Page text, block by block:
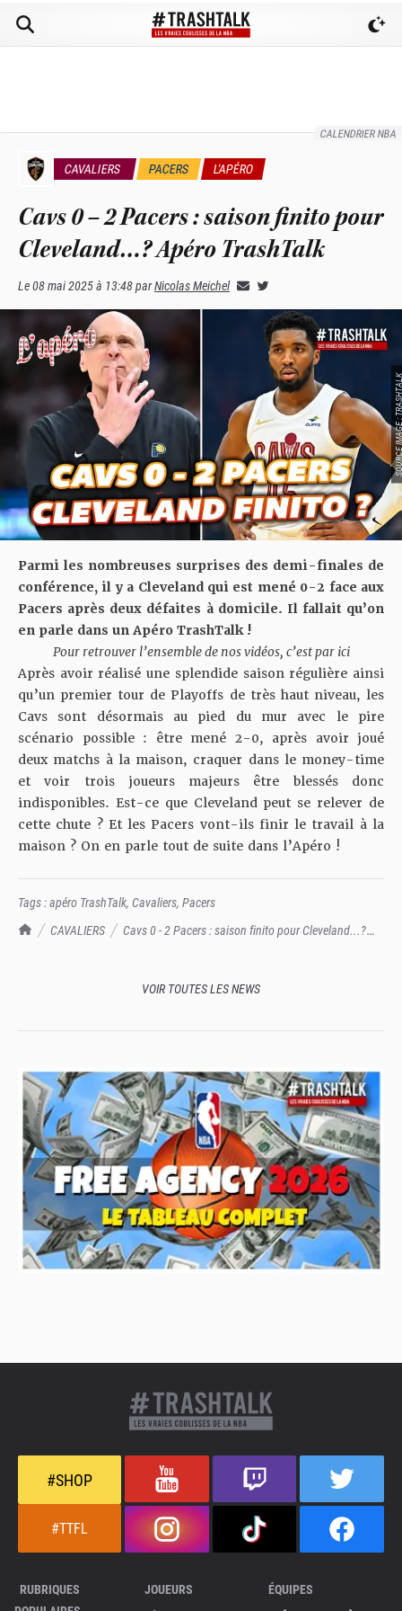
CALENDRIER NBA
TrashTalk Actu NBA
CAVALIERS
Cavs 0 - 2 Pacers : saison finito pour Cleveland...?
CAVALIERS PACERS L'APÉRO
Cavs 0 – 2 Pacers : saison finito pour
Cleveland…? Apéro TrashTalk
Le08 mai 2025 à 13:48parNicolas Meichel
SOURCE
Parmi les nombreuses surprises des demi-finales de
conférence, il y a Cleveland qui est mené 0-2 face aux
Pacers après deux défaites à domicile. Il fallait qu’on
en parle dans un Apéro TrashTalk !
Pour retrouver l’ensemble de nos vidéos, c’est par ici
Après avoir réalisé une splendide saison régulière ainsi
qu’un premier tour de Playoffs de très haut niveau, les
Cavs sont désormais au pied du mur avec le pire
scénario possible : être mené 2-0, après avoir joué
deux matchs à la maison, craquer dans le money-time
et voir trois joueurs majeurs être blessés donc
indisponibles. Est-ce que Cleveland peut se relever de
cette chute ? Et les Pacers vont-ils finir le travail à la
maison ? On en parle tout de suite dans l’Apéro !
Tags :apéro TrashTalk, Cavaliers, Pacers
VOIR TOUTES LES NEWS
#SHOP
#TTFL
RUBRIQUES
JOUEURS ÉQUIPES